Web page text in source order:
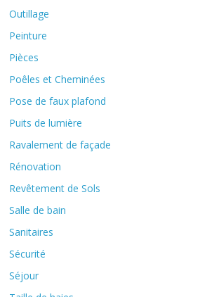
Outillage
Peinture
Pièces
Poêles et Cheminées
Pose de faux plafond
Puits de lumière
Ravalement de façade
Rénovation
Revêtement de Sols
Salle de bain
Sanitaires
Sécurité
Séjour